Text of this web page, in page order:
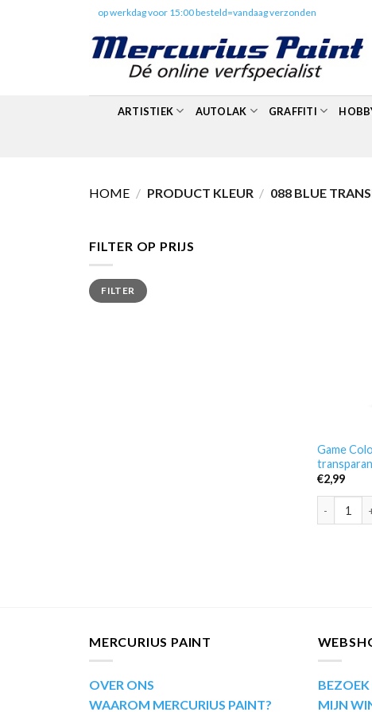
op werkdag voor 15:00 besteld=vandaag verzonden
ARTISTIEK AUTOLAK GRAFFITI
HOME / PRODUCT KLEUR / 088 BLUE
FILTER OP PRIJS
Min.
prijs
Max.
prijsFILTER
Game
€2,99
Game
MERCURIUS PAINT
OVER ONS
WAAROM MERCURIUS PAINT?
MIJN